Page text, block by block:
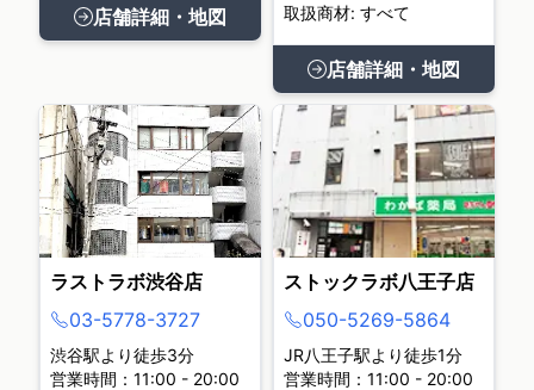
店舗詳細・地図
取扱商材: すべて
店舗詳細・地図
ラストラボ渋谷店
03-5778-3727
渋谷駅より徒歩3分
営業時間：11:00 - 20:00
ストックラボ八王子店
050-5269-5864
JR八王子駅より徒歩1分
営業時間：11:00 - 20:00